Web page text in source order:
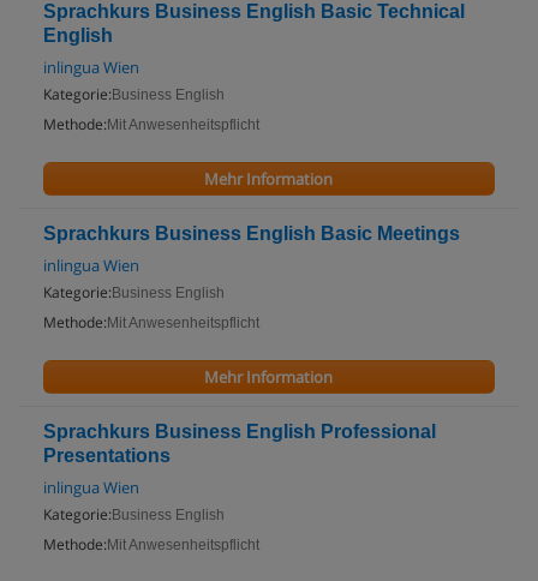
Sprachkurs Business English Basic Technical
English
inlingua Wien
Kategorie: Business English
Methode: Mit Anwesenheitspflicht
Mehr Information
Sprachkurs Business English Basic Meetings
inlingua Wien
Kategorie: Business English
Methode: Mit Anwesenheitspflicht
Mehr Information
Sprachkurs Business English Professional
Presentations
inlingua Wien
Kategorie: Business English
Methode: Mit Anwesenheitspflicht